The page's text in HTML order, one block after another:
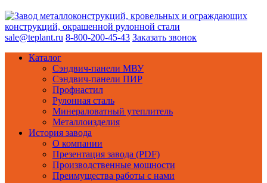
sale@teplant.ru 8-800-200-45-43 Заказать звонок
Каталог
Сэндвич-панели МВУ
Сэндвич-панели ПИР
Профнастил
Рулонная сталь
Минераловатный утеплитель
Металлоизделия
История завода
О компании
Презентация завода (PDF)
Производственные мощности
Преимущества работы с нами